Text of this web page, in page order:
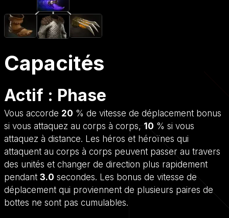
Capacités
Actif : Phase
Vous accorde 20 % de vitesse de déplacement bonus
si vous attaquez au corps à corps, 10 % si vous
attaquez à distance. Les héros et héroïnes qui
attaquent au corps à corps peuvent passer au travers
des unités et changer de direction plus rapidement
pendant 3.0 secondes. Les bonus de vitesse de
déplacement qui proviennent de plusieurs paires de
bottes ne sont pas cumulables.